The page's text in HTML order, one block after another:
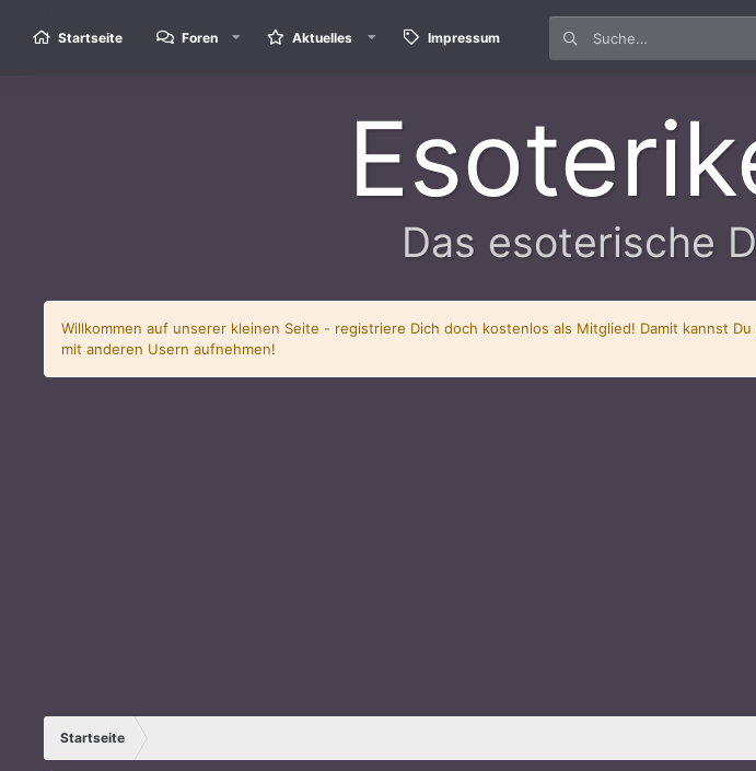
Startseite Foren Aktuelles Impressum
Das esoterische
Willkommen auf unserer kleinen Seite - registriere Dich doch kostenlos als Mitglied! Damit kannst
mit anderen Usern aufnehmen!
Startseite